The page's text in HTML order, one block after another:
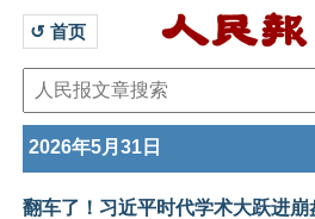
↺ 首页
2026年5月31日
翻车了！习近平时代学术大跃进崩